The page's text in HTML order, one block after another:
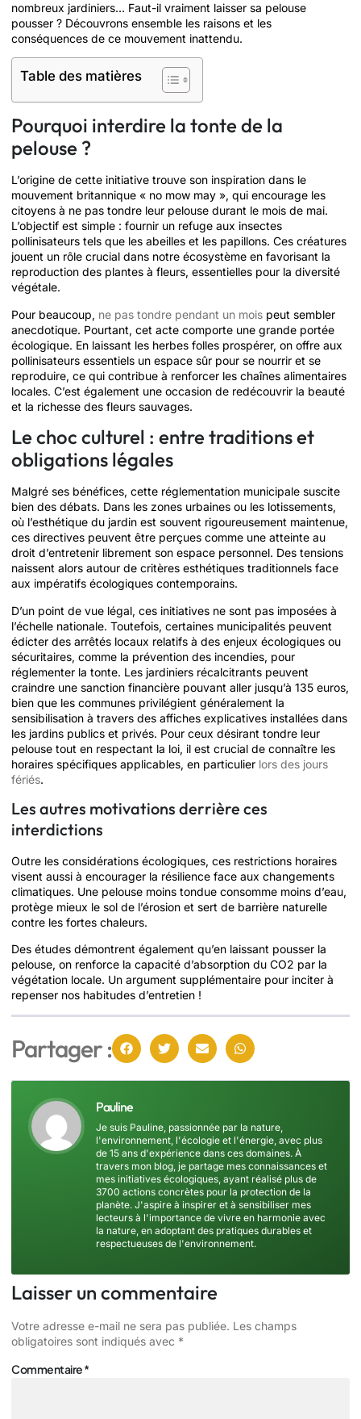
nombreux jardiniers… Faut-il vraiment laisser sa pelouse
pousser ? Découvrons ensemble les raisons et les
conséquences de ce mouvement inattendu.
Table des matières
Pourquoi interdire la tonte de la
pelouse ?
L’origine de cette initiative trouve son inspiration dans le
mouvement britannique « no mow may », qui encourage les
citoyens à ne pas tondre leur pelouse durant le mois de mai.
L’objectif est simple : fournir un refuge aux insectes
pollinisateurs tels que les abeilles et les papillons. Ces créatures
jouent un rôle crucial dans notre écosystème en favorisant la
reproduction des plantes à fleurs, essentielles pour la diversité
végétale.
Pour beaucoup, ne pas tondre pendant un mois peut sembler
anecdotique. Pourtant, cet acte comporte une grande portée
écologique. En laissant les herbes folles prospérer, on offre aux
pollinisateurs essentiels un espace sûr pour se nourrir et se
reproduire, ce qui contribue à renforcer les chaînes alimentaires
locales. C’est également une occasion de redécouvrir la beauté
et la richesse des fleurs sauvages.
Le choc culturel : entre traditions et
obligations légales
Malgré ses bénéfices, cette réglementation municipale suscite
bien des débats. Dans les zones urbaines ou les lotissements,
où l’esthétique du jardin est souvent rigoureusement maintenue,
ces directives peuvent être perçues comme une atteinte au
droit d’entretenir librement son espace personnel. Des tensions
naissent alors autour de critères esthétiques traditionnels face
aux impératifs écologiques contemporains.
D’un point de vue légal, ces initiatives ne sont pas imposées à
l’échelle nationale. Toutefois, certaines municipalités peuvent
édicter des arrêtés locaux relatifs à des enjeux écologiques ou
sécuritaires, comme la prévention des incendies, pour
réglementer la tonte. Les jardiniers récalcitrants peuvent
craindre une sanction financière pouvant aller jusqu’à 135 euros,
bien que les communes privilégient généralement la
sensibilisation à travers des affiches explicatives installées dans
les jardins publics et privés. Pour ceux désirant tondre leur
pelouse tout en respectant la loi, il est crucial de connaître les
horaires spécifiques applicables, en particulier lors des jours
fériés.
Les autres motivations derrière ces
interdictions
Outre les considérations écologiques, ces restrictions horaires
visent aussi à encourager la résilience face aux changements
climatiques. Une pelouse moins tondue consomme moins d’eau,
protège mieux le sol de l’érosion et sert de barrière naturelle
contre les fortes chaleurs.
Des études démontrent également qu’en laissant pousser la
pelouse, on renforce la capacité d’absorption du CO2 par la
végétation locale. Un argument supplémentaire pour inciter à
repenser nos habitudes d’entretien !
Partager :
Pauline
Je suis Pauline, passionnée par la nature,
l'environnement, l'écologie et l'énergie, avec plus
de 15 ans d'expérience dans ces domaines. À
travers mon blog, je partage mes connaissances et
mes initiatives écologiques, ayant réalisé plus de
3700 actions concrètes pour la protection de la
planète. J'aspire à inspirer et à sensibiliser mes
lecteurs à l'importance de vivre en harmonie avec
la nature, en adoptant des pratiques durables et
respectueuses de l'environnement.
Laisser un commentaire
Votre adresse e-mail ne sera pas publiée. Les champs
obligatoires sont indiqués avec *
Commentaire*